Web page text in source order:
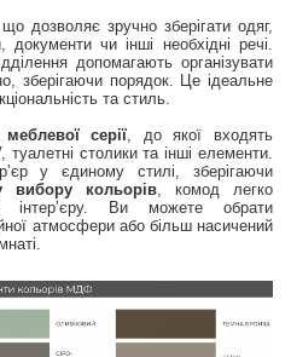
, що дозволяє зручно зберігати одяг,
чи інші необхідні речі.
допомагають організувати
зберігаючи порядок. Це ідеальне
та стиль.
серії , до якої входять
столики та інші елементи.
у єдиному стилі, зберігаючи
вибору кольорів , комод легко
інтер’єру. Ви можете обрати
атмосфери або більш насичений